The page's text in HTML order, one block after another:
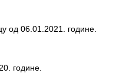
од 06.01.2021. године.
године.